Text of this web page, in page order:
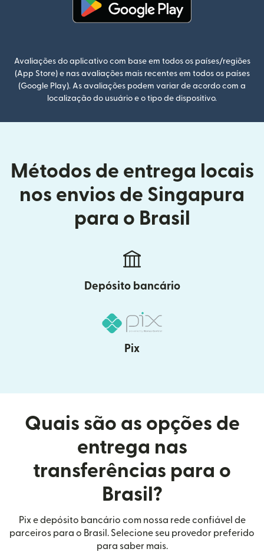
Avaliações do aplicativo com base em todos os países/regiões
(App Store) e nas avaliações mais recentes em todos os países
(Google Play). As avaliações podem variar de acordo com a
localização do usuário e o tipo de dispositivo.
Métodos de entrega locais
nos envios de Singapura
para o Brasil
Depósito bancário
Pix
Quais são as opções de
entrega nas
transferências para o
Brasil?
Pix e depósito bancário com nossa rede confiável de
parceiros para o Brasil. Selecione seu provedor preferido
para saber mais.